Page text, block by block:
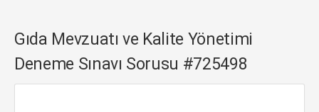
Gıda Mevzuatı ve Kalite Yönetimi
Deneme Sınavı Sorusu #725498